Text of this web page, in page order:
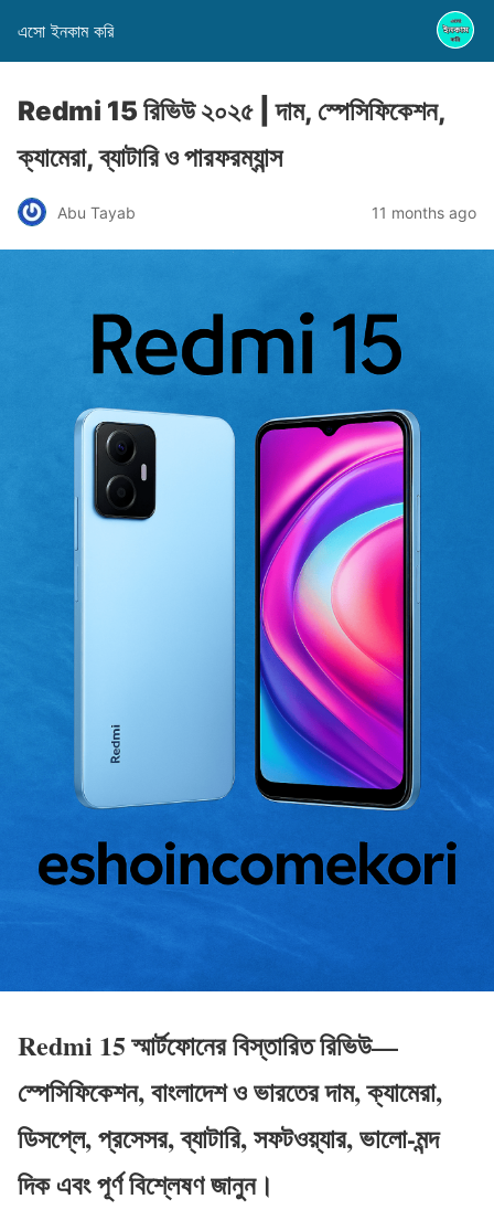
এসো ইনকাম করি
Redmi 15 রিভিউ ২০২৫ | দাম, স্পেসিফিকেশন,
ক্যামেরা, ব্যাটারি ও পারফরম্যান্স
Abu Tayab 11 months ago
Redmi 15 স্মার্টফোনের বিস্তারিত রিভিউ—
স্পেসিফিকেশন, বাংলাদেশ ও ভারতের দাম, ক্যামেরা,
ডিসপ্লে, প্রসেসর, ব্যাটারি, সফটওয়্যার, ভালো-মন্দ
দিক এবং পূর্ণ বিশ্লেষণ জানুন।